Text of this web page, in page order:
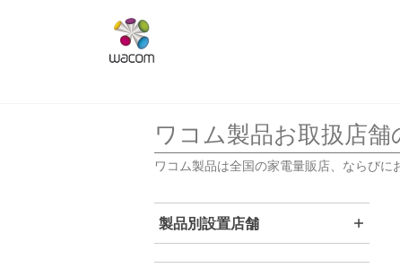
ワコム製品お取扱店舗
ワコム製品は全国の家電量販店、ならび
製品別設置店舗